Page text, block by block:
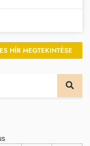
HÍR MEGTEKINTÉSE